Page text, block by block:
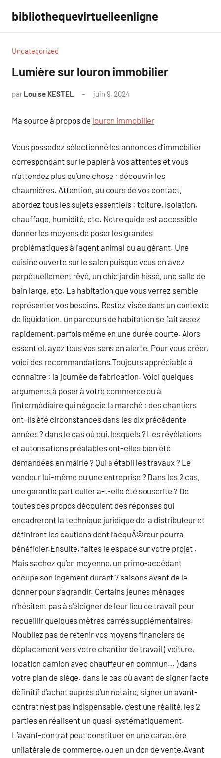
contenu
bibliothequevirtuelleenligne
Uncategorized
Lumière sur louron immobilier
par Louise KESTEL juin 9, 2024
Ma source à propos de louron immobilier
Vous possedez sélectionné les annonces d’immobilier
correspondant sur le papier à vos attentes et vous
n’attendez plus qu’une chose : découvrir les
chaumières. Attention, au cours de vos contact,
abordez tous les sujets essentiels : toiture, isolation,
chauffage, humidité, etc. Notre guide est accessible
donner les moyens de poser les grandes
problématiques à l’agent animal ou au gérant. Une
cuisine ouverte sur le salon puisque vous en avez
perpétuellement rêvé, un chic jardin hissé, une salle de
bain large, etc. La habitation que vous verrez semble
représenter vos besoins. Restez visée dans un contexte
de liquidation. un parcours de habitation se fait assez
rapidement, parfois même en une durée courte. Alors
essentiel, ayez tous vos sens en alerte. Pour vous créer,
voici des recommandations.Toujours appréciable à
connaître : la journée de fabrication. Voici quelques
arguments à poser à votre commerce ou à
l’intermédiaire qui négocie la marché : des chantiers
ont-ils été circonstances dans les dix précédente
années ? dans le cas où oui, lesquels ? Les révélations
et autorisations préalables ont-elles bien été
demandées en mairie ? Qui a établi les travaux ? Le
vendeur lui-même ou une entreprise ? Dans les 2 cas,
une garantie particulier a-t-elle été souscrite ? De
toutes ces propos découlent des réponses qui
encadreront la technique juridique de la distributeur et
définiront les cautions dont l’acquÃ©reur pourra
bénéficier.Ensuite, faites le espace sur votre projet .
Mais sachez qu’en moyenne, un primo-accédant
occupe son logement durant 7 saisons avant de le
donner pour s’agrandir. Certains jeunes ménages
n’hésitent pas à s’éloigner de leur lieu de travail pour
recueillir quelques mètres carrés supplémentaires.
N’oubliez pas de retenir vos moyens financiers de
déplacement vers votre chantier de travail ( voiture,
location camion avec chauffeur en commun… ) dans
votre plan de siège. dans le cas où avant de signer l’acte
définitif d’achat auprès d’un notaire, signer un avant-
contrat n’est pas indispensable, c’est une réalité, les 2
parties en réalisent un quasi-systématiquement.
L’avant-contrat peut constituer en une caractère
unilatérale de commerce, ou en un don de vente.Avant